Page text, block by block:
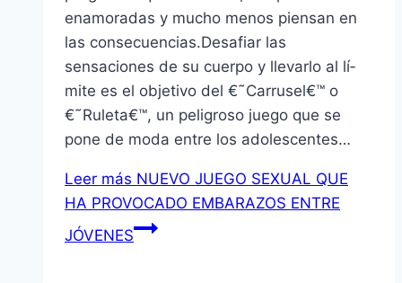
enamoradas y mucho menos piensan en
las consecuencias.Desafiar las
sensaciones de su cuerpo y llevarlo al lí­
mite es el objetivo del €˜Carrusel€™ o
€˜Ruleta€™, un peligroso juego que se
pone de moda entre los adolescentes…
Leer más NUEVO JUEGO SEXUAL QUE
HA PROVOCADO EMBARAZOS ENTRE
JÓVENES